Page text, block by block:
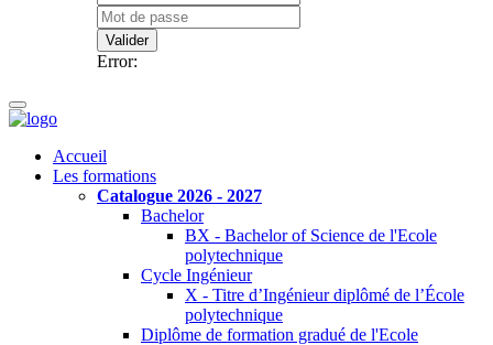
Valider
Error:
Accueil
Les formations
Catalogue 2026 - 2027
Bachelor
BX - Bachelor of Science de l'Ecole
polytechnique
Cycle Ingénieur
X - Titre d’Ingénieur diplômé de l’École
polytechnique
Diplôme de formation gradué de l'Ecole